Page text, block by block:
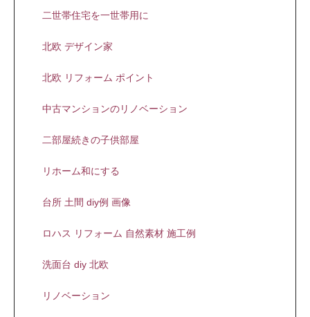
二世帯住宅を一世帯用に
北欧 デザイン家
北欧 リフォーム ポイント
中古マンションのリノベーション
二部屋続きの子供部屋
リホーム和にする
台所 土間 diy例 画像
ロハス リフォーム 自然素材 施工例
洗面台 diy 北欧
リノベーション